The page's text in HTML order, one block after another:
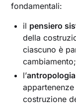
fondamentali:
il pensiero
della
ciascuno è
cambiamento;
l’
costruzione